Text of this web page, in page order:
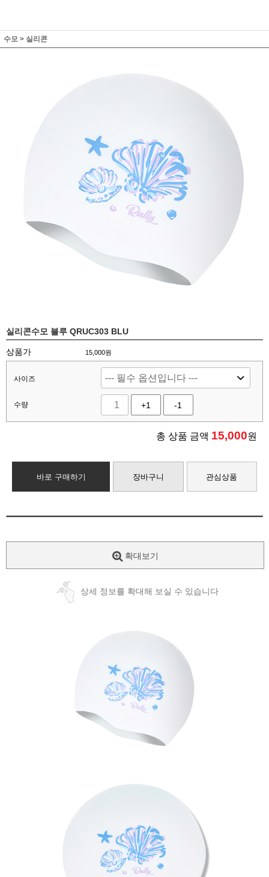
수모 > 실리콘
실리콘수모 블루 QRUC303 BLU
상품가 15,000원
사이즈
수량 +1 -1
총 상품 금액 15,000원
바로 구매하기 장바구니 관심상품
확대보기
상세 정보를 확대해 보실 수 있습니다